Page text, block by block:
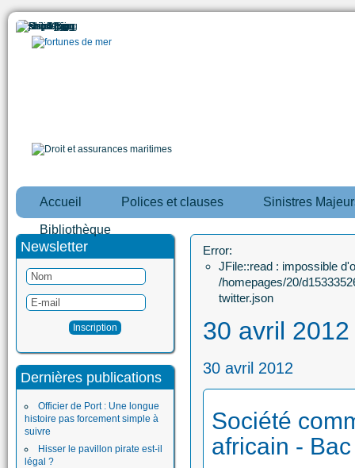
Accueil Polices et clauses Sinistres
Bibliothèque
Newsletter
Dernières publications
Officier de Port : Une longue
histoire pas forcement simple à
suivre
Hisser le pavillon pirate est-il
légal ?
Error:
JFile::read : impossible
/homepages/20/
twitter.json
30 avril 2012
30 avril 2012
Société
africain -